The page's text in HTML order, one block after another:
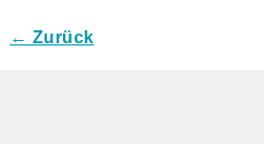
← Zurück